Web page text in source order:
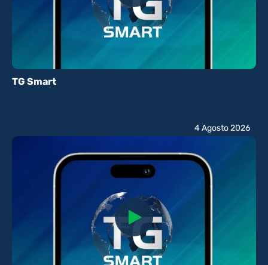
TG Smart
4 Agosto 2026